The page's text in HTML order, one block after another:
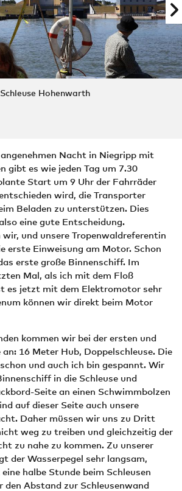
Hohenwarth
Nacht in Niegripp mit
gibt es wie jeden Tag um 7.30
Start um 9 Uhr der Fahrräder
wird, die Transporter
Beladen zu unterstützen. Dies
eine gute Entscheidung.
und unsere Tropenwaldreferentin
erste Einweisung am Motor. Schon
erste große Binnenschiff. Im
Mal, als ich mit dem Floß
es jetzt mit dem Elektromotor sehr
können wir direkt beim Motor
kommen wir bei der ersten und
16 Meter Hub, Doppelschleuse. Die
und auch ich bin gespannt. Wir
in die Schleuse und
Seite an einen Schwimmbolzen
auf dieser Seite auch unsere
Daher müssen wir uns zu Dritt
weg zu treiben und gleichzeitig der
zu nahe zu kommen. Zu unserer
der Wasserpegel sehr langsam,
halbe Stunde beim Schleusen
den Abstand zur Schleusenwand